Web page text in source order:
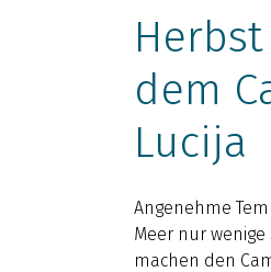
dem
Lucija
Angenehme
Meer nur
machen den